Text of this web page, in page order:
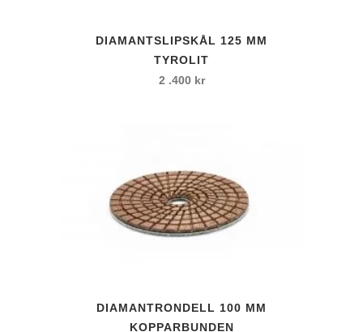
DIAMANTSLIPSKÅL 125 MM
TYROLIT
2 .400 kr
DIAMANTRONDELL 100 MM
KOPPARBUNDEN